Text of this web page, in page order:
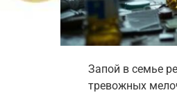
Запой в семье
тревожных